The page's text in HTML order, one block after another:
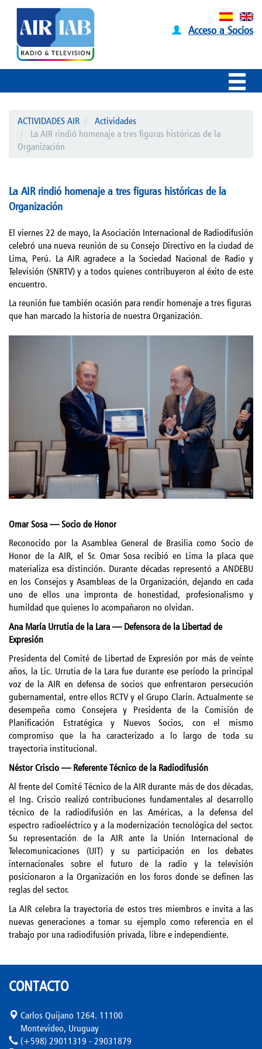
Acceso a Socios
ACTIVIDADES AIR
Actividades
La AIR rindió homenaje a tres figuras históricas de la
Organización
La AIR rindió homenaje a tres figuras históricas de la
Organización
El viernes 22 de mayo, la Asociación Internacional de Radiodifusión
celebró una nueva reunión de su Consejo Directivo en la ciudad de
Lima, Perú. La AIR agradece a la Sociedad Nacional de Radio y
Televisión (SNRTV) y a todos quienes contribuyeron al éxito de este
encuentro.
La reunión fue también ocasión para rendir homenaje a tres figuras
que han marcado la historia de nuestra Organización.
Omar Sosa — Socio de Honor
Reconocido por la Asamblea General de Brasilia como Socio de
Honor de la AIR, el Sr. Omar Sosa recibió en Lima la placa que
materializa esa distinción. Durante décadas representó a ANDEBU
en los Consejos y Asambleas de la Organización, dejando en cada
uno de ellos una impronta de honestidad, profesionalismo y
humildad que quienes lo acompañaron no olvidan.
Ana María Urrutia de la Lara — Defensora de la Libertad de
Expresión
Presidenta del Comité de Libertad de Expresión por más de veinte
años, la Lic. Urrutia de la Lara fue durante ese período la principal
voz de la AIR en defensa de socios que enfrentaron persecución
gubernamental, entre ellos RCTV y el Grupo Clarín. Actualmente se
desempeña como Consejera y Presidenta de la Comisión de
Planificación Estratégica y Nuevos Socios, con el mismo
compromiso que la ha caracterizado a lo largo de toda su
trayectoria institucional.
Néstor Criscio — Referente Técnico de la Radiodifusión
Al frente del Comité Técnico de la AIR durante más de dos décadas,
el Ing. Criscio realizó contribuciones fundamentales al desarrollo
técnico de la radiodifusión en las Américas, a la defensa del
espectro radioeléctrico y a la modernización tecnológica del sector.
Su representación de la AIR ante la Unión Internacional de
Telecomunicaciones (UIT) y su participación en los debates
internacionales sobre el futuro de la radio y la televisión
posicionaron a la Organización en los foros donde se definen las
reglas del sector.
La AIR celebra la trayectoria de estos tres miembros e invita a las
nuevas generaciones a tomar su ejemplo como referencia en el
trabajo por una radiodifusión privada, libre e independiente.
CONTACTO
Carlos Quijano 1264. 11100
Montevideo, Uruguay
(+598) 29011319 - 29031879